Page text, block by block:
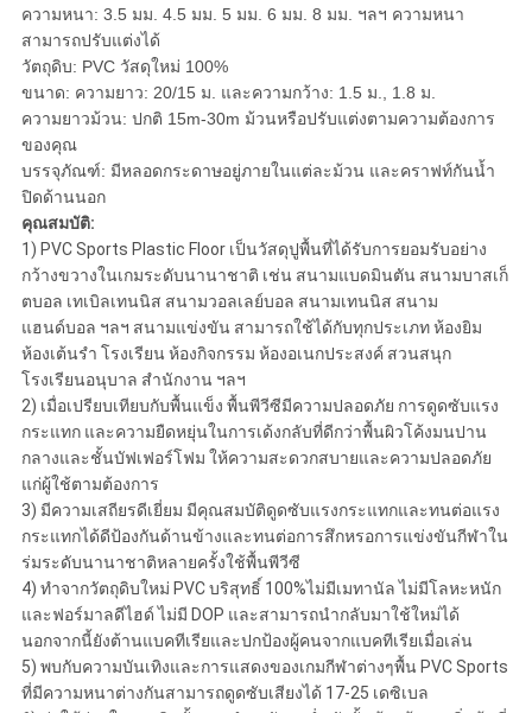
ความหนา: 3.5 มม. 4.5 มม. 5 มม. 6 มม. 8 มม. ฯลฯ ความหนา
สามารถปรับแต่งได้
วัตถุดิบ: PVC วัสดุใหม่ 100%
ขนาด: ความยาว: 20/15 ม. และความกว้าง: 1.5 ม., 1.8 ม.
ความยาวม้วน: ปกติ 15m-30m ม้วนหรือปรับแต่งตามความต้องการ
ของคุณ
บรรจุภัณฑ์: มีหลอดกระดาษอยู่ภายในแต่ละม้วน และคราฟท์กันน้ำ
ปิดด้านนอก
คุณสมบัติ:
1) PVC Sports Plastic Floor เป็นวัสดุปูพื้นที่ได้รับการยอมรับอย่าง
กว้างขวางในเกมระดับนานาชาติ เช่น สนามแบดมินตัน สนามบาสเก็
ตบอล เทเบิลเทนนิส สนามวอลเลย์บอล สนามเทนนิส สนาม
แฮนด์บอล ฯลฯ สนามแข่งขัน สามารถใช้ได้กับทุกประเภท ห้องยิม
ห้องเต้นรำ โรงเรียน ห้องกิจกรรม ห้องอเนกประสงค์ สวนสนุก
โรงเรียนอนุบาล สำนักงาน ฯลฯ
2) เมื่อเปรียบเทียบกับพื้นแข็ง พื้นพีวีซีมีความปลอดภัย การดูดซับแรง
กระแทก และความยืดหยุ่นในการเด้งกลับที่ดีกว่าพื้นผิวโค้งมนปาน
กลางและชั้นบัฟเฟอร์โฟม ให้ความสะดวกสบายและความปลอดภัย
แก่ผู้ใช้ตามต้องการ
3) มีความเสถียรดีเยี่ยม มีคุณสมบัติดูดซับแรงกระแทกและทนต่อแรง
กระแทกได้ดีป้องกันด้านข้างและทนต่อการสึกหรอการแข่งขันกีฬาใน
ร่มระดับนานาชาติหลายครั้งใช้พื้นพีวีซี
4) ทำจากวัตถุดิบใหม่ PVC บริสุทธิ์ 100%ไม่มีเมทานัล ไม่มีโลหะหนัก
และฟอร์มาลดีไฮด์ ไม่มี DOP และสามารถนำกลับมาใช้ใหม่ได้
นอกจากนี้ยังต้านแบคทีเรียและปกป้องผู้คนจากแบคทีเรียเมื่อเล่น
5) พบกับความบันเทิงและการแสดงของเกมกีฬาต่างๆพื้น PVC Sports
ที่มีความหนาต่างกันสามารถดูดซับเสียงได้ 17-25 เดซิเบล